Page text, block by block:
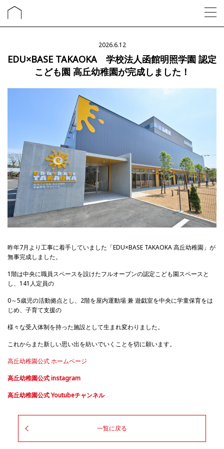
2026.6.12
EDU×BASE TAKAOKA 学校法人函館明照学園 認定
こども園 高丘幼稚園が完成しました！
昨年7月より工事に着手していました「EDU×BASE TAKAOKA 高丘幼稚園」が
無事完成しました。
1階は中央に職員スペースを設けたフルオープンの認定こども園スペースと
し、141人定員の
0～5歳児の活動拠点とし、2階を屋内運動場 兼 遊戯室を中央に学童保育をは
じめ、子育て支援の
様々な受入体制を持った施設として生まれ変わりました。
これからまた新しい思い出を紡いでいくことを切に願います。
高丘幼稚園公式 ホームページ
高丘幼稚園公式 instagram
高丘幼稚園公式 Youtubeチャンネル
一覧に戻る